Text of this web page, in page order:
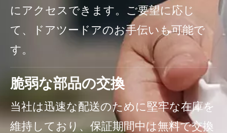
にアクセスできます。ご要望に応じ
て、ドアツードアのお手伝いも可能で
す。
脆弱な部品の交換
当社は迅速な配送のために堅牢な在庫を
維持しており、保証期間中は無料で交換